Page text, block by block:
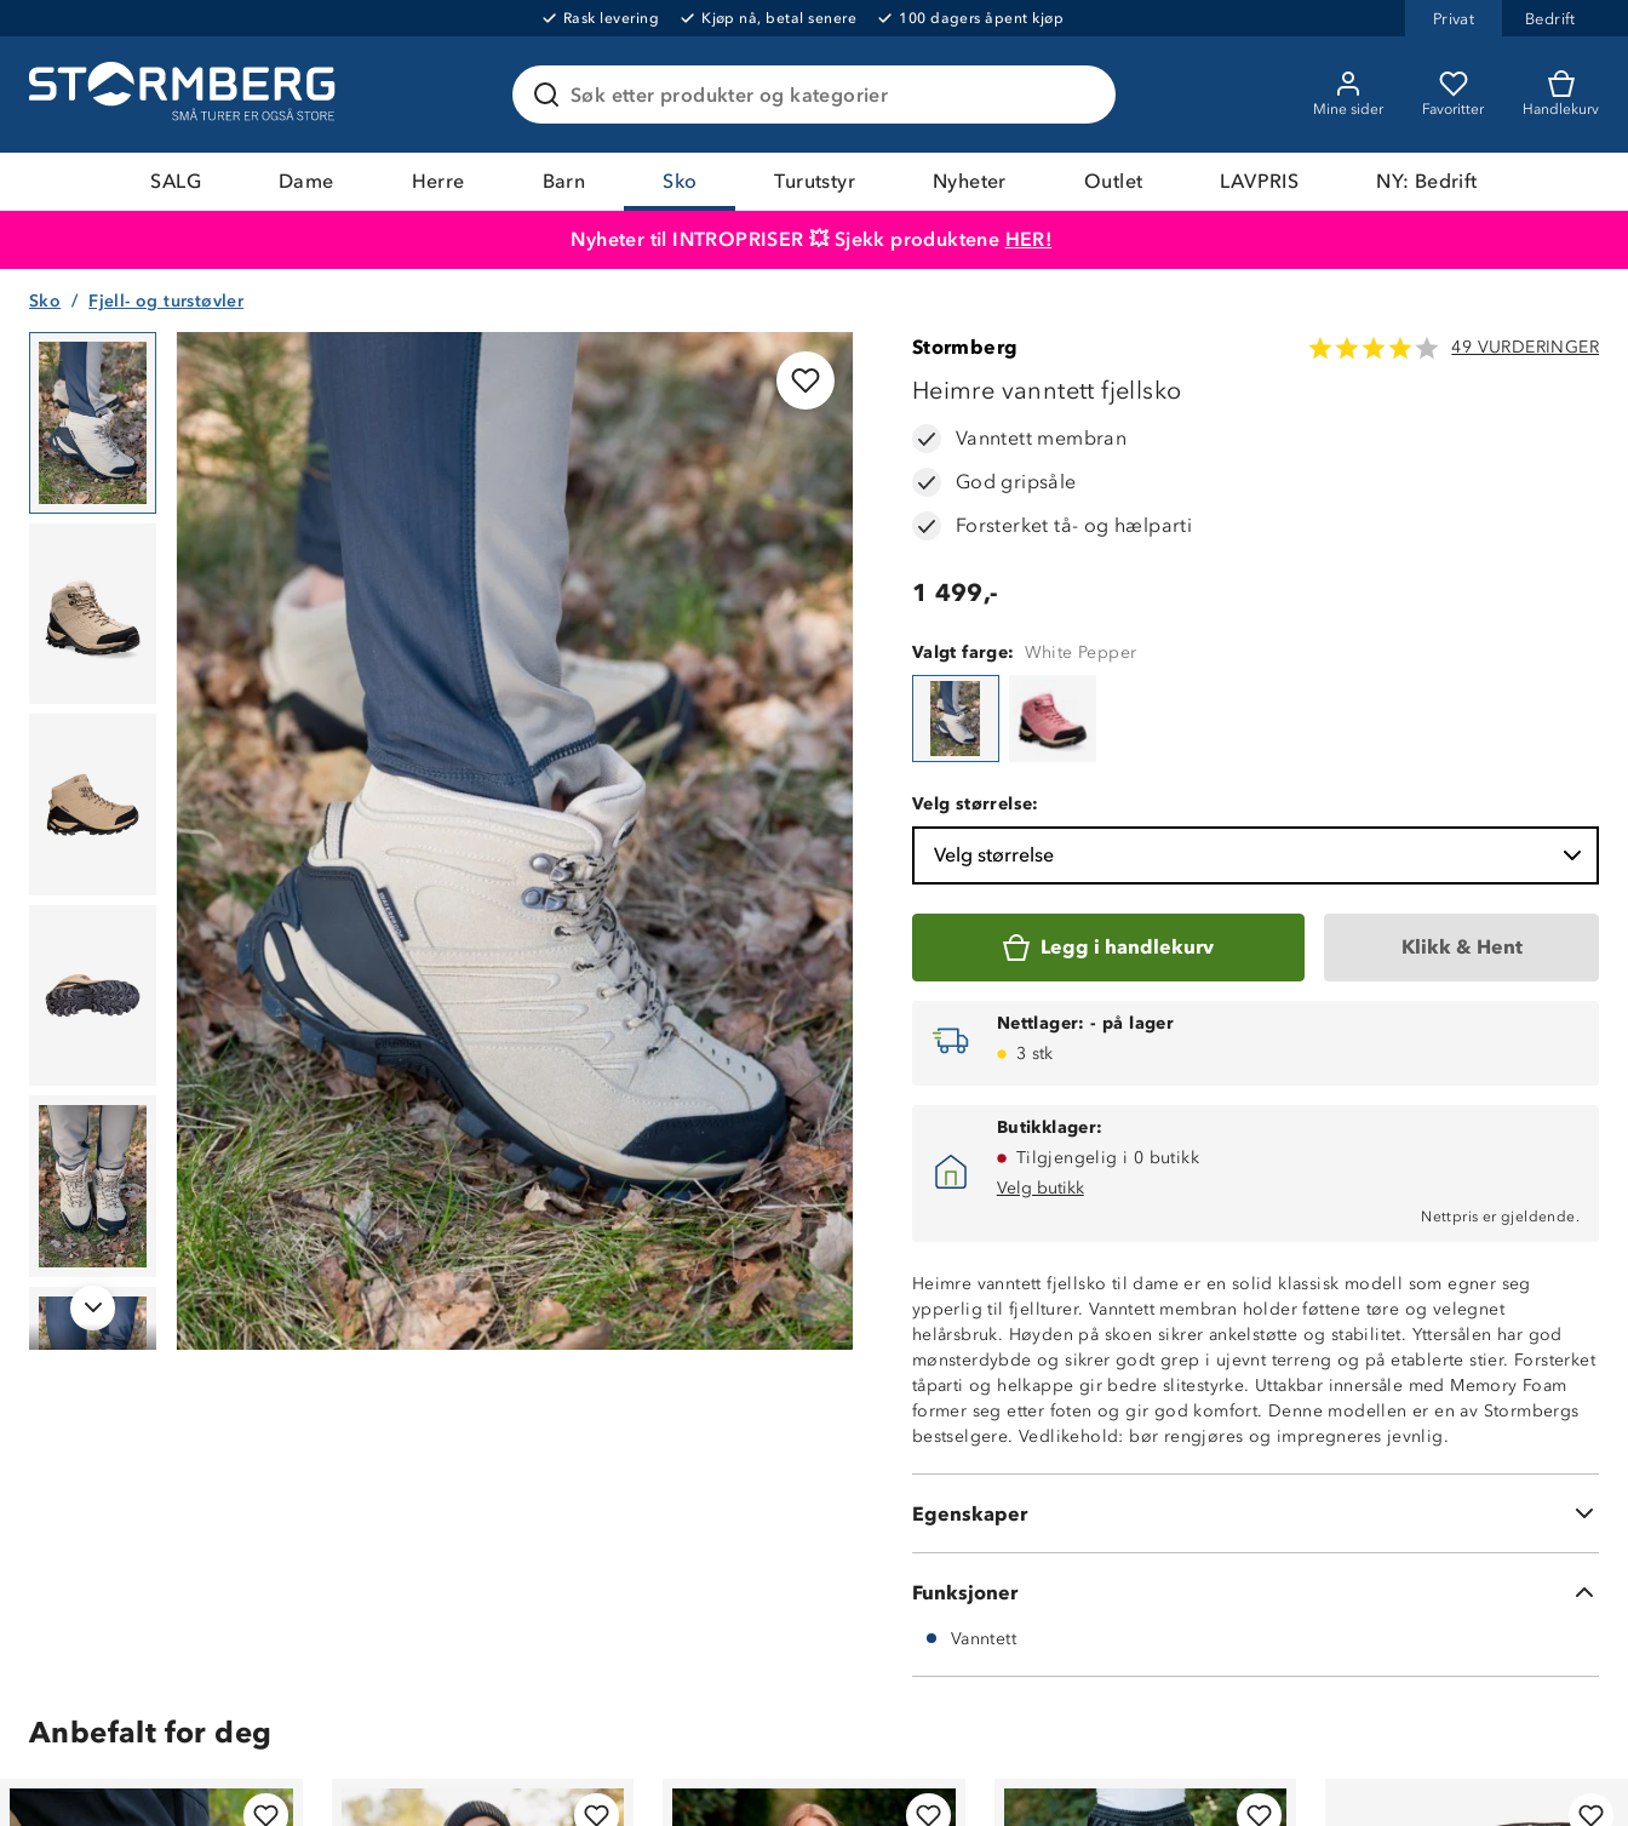
Rask levering Kjøp nå, betal senere 100 dagers åpent kjøp Privat Bedrift
Søk etter produkter og kategorier
Mine sider Favoritter Handlekurv
SALG Dame Herre Barn Sko Turutstyr Nyheter Outlet LAVPRIS NY: Bedrift
Nyheter til INTROPRISER 💥 Sjekk produktene HER!
Sko Fjell- og turstøvler
Stormberg 49 VURDERINGER
Heimre vanntett fjellsko
Vanntett membran
God gripsåle
Forsterket tå- og hælparti
1 499,-
Valgt farge: White Pepper
Velg størrelse:
Velg størrelse
Legg i handlekurv Klikk & Hent
Nettlager: - på lager
3 stk
Butikklager:
Tilgjengelig i 0 butikk
Velg butikk
Nettpris er gjeldende.
Heimre vanntett fjellsko til dame er en solid klassisk modell som egner seg
ypperlig til fjellturer. Vanntett membran holder føttene tøre og velegnet
helårsbruk. Høyden på skoen sikrer ankelstøtte og stabilitet. Yttersålen har god
mønsterdybde og sikrer godt grep i ujevnt terreng og på etablerte stier. Forsterket
tåparti og helkappe gir bedre slitestyrke. Uttakbar innersåle med Memory Foam
former seg etter foten og gir god komfort. Denne modellen er en av Stormbergs
bestselgere. Vedlikehold: bør rengjøres og impregneres jevnlig.
Egenskaper
Vanntett membran
God gripsåle
Forsterket tå- og hælparti
Myk og komfortabel sko
Funksjoner
Vanntett
Anbefalt for deg